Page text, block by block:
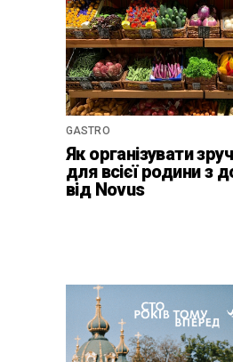
GASTRO
Як організувати
для всієї родини з
від Novus